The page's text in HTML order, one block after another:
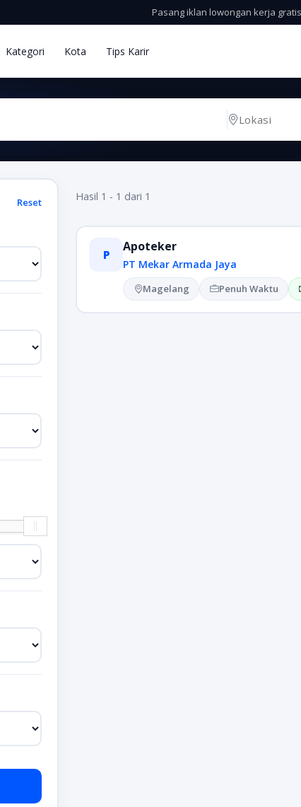
Pasang iklan lowongan kerja gratis
Kategori Kota Tips Karir
Reset
Hasil 1 - 1 dari 1
P
Apoteker
PT Mekar Armada Jaya
Magelang Penuh Waktu